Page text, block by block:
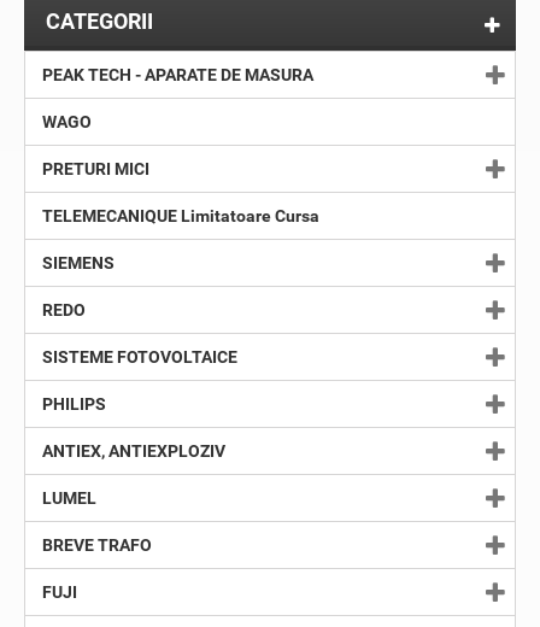
CATEGORII
PEAK TECH - APARATE DE MASURA
WAGO
PRETURI MICI
TELEMECANIQUE Limitatoare Cursa
SIEMENS
REDO
SISTEME FOTOVOLTAICE
PHILIPS
ANTIEX, ANTIEXPLOZIV
LUMEL
BREVE TRAFO
FUJI